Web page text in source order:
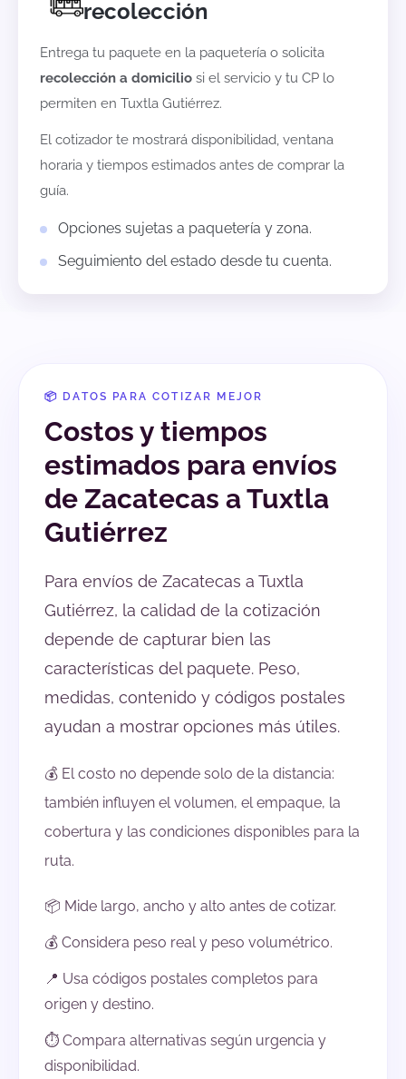
recolección
Entrega tu paquete en la paquetería o solicita
recolección a domicilio si el servicio y tu CP lo
permiten en Tuxtla Gutiérrez.
El cotizador te mostrará disponibilidad, ventana
horaria y tiempos estimados antes de comprar la
guía.
Opciones sujetas a paquetería y zona.
Seguimiento del estado desde tu cuenta.
📦 DATOS PARA COTIZAR MEJOR
Costos y tiempos
estimados para envíos
de Zacatecas a Tuxtla
Gutiérrez
Para envíos de Zacatecas a Tuxtla
Gutiérrez, la calidad de la cotización
depende de capturar bien las
características del paquete. Peso,
medidas, contenido y códigos postales
ayudan a mostrar opciones más útiles.
💰 El costo no depende solo de la distancia:
también influyen el volumen, el empaque, la
cobertura y las condiciones disponibles para la
ruta.
📦 Mide largo, ancho y alto antes de cotizar.
💰 Considera peso real y peso volumétrico.
📍 Usa códigos postales completos para
origen y destino.
⏱️ Compara alternativas según urgencia y
disponibilidad.